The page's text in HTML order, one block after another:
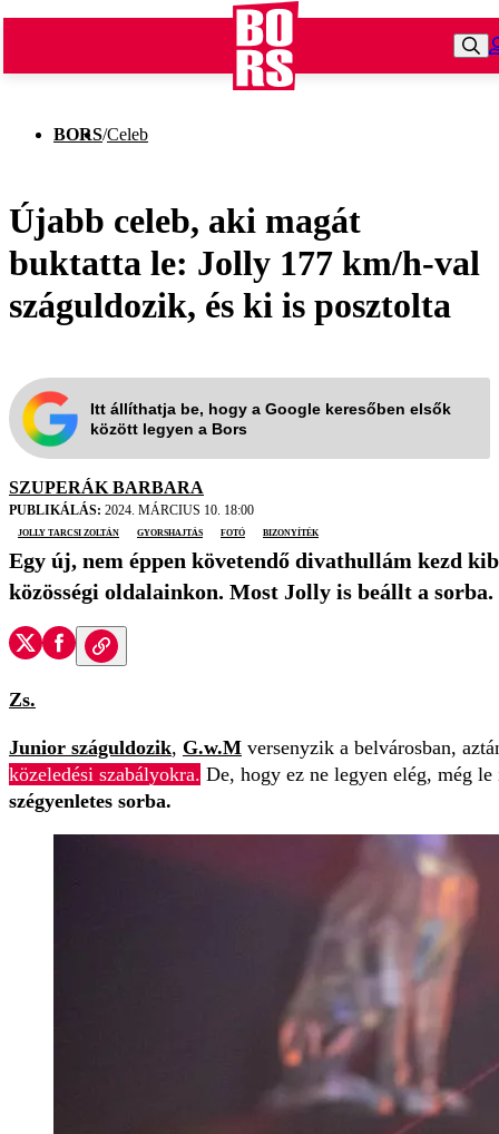
BORS/Celeb
Újabb celeb, aki magát
buktatta le: Jolly 177 km/h-val
száguldozik, és ki is posztolta
Itt állíthatja be, hogy a Google keresőben elsők
között legyen a Bors
SZUPERÁK BARBARA
PUBLIKÁLÁS: 2024. MÁRCIUS 10. 18:00
Jolly Tarcsi Zoltán
gyorshajtás fotó bizonyíték
Egy új, nem éppen követendő divathullám kezd
közösségi oldalainkon. Most Jolly is beállt a sorba.
Zs.
Junior száguldozik, G.w.M versenyzik a belvárosban,
közeledési szabályokra. De, hogy ez ne legyen elég, még
szégyenletes sorba.